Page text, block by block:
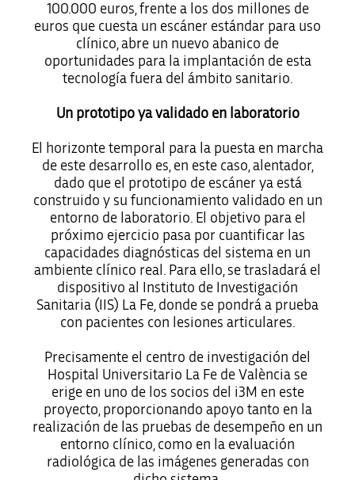
100.000 euros, frente a los dos millones de
euros que cuesta un escáner estándar para uso
clínico, abre un nuevo abanico de
oportunidades para la implantación de esta
tecnología fuera del ámbito sanitario.
Un prototipo ya validado en laboratorio
El horizonte temporal para la puesta en marcha
de este desarrollo es, en este caso, alentador,
dado que el prototipo de escáner ya está
construido y su funcionamiento validado en un
entorno de laboratorio. El objetivo para el
próximo ejercicio pasa por cuantificar las
capacidades diagnósticas del sistema en un
ambiente clínico real. Para ello, se trasladará el
dispositivo al Instituto de Investigación
Sanitaria (IIS) La Fe, donde se pondrá a prueba
con pacientes con lesiones articulares.
Precisamente el centro de investigación del
Hospital Universitario La Fe de València se
erige en uno de los socios del i3M en este
proyecto, proporcionando apoyo tanto en la
realización de las pruebas de desempeño en un
entorno clínico, como en la evaluación
radiológica de las imágenes generadas con